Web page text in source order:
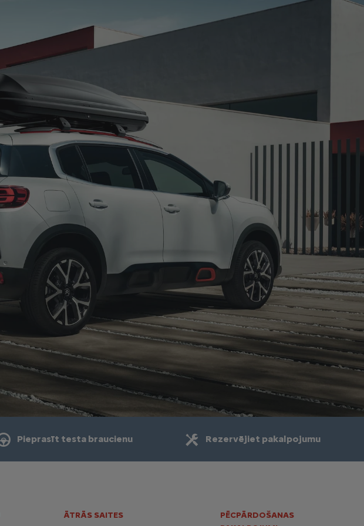
Pieprasīt testa braucienu Rezervējiet pakalpojumu
ĀTRĀS SAITES
PĒCPĀRDOŠANAS